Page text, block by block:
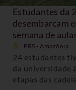
Estudantes da
desembarcam
semana de
PRS - Amazônia
24 estudantes
da universidade
etapas das